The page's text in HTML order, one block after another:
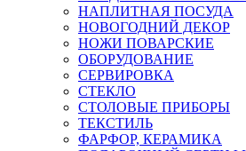
НАПЛИТНАЯ ПОСУДА
НОВОГОДНИЙ ДЕКОР
НОЖИ ПОВАРСКИЕ
ОБОРУДОВАНИЕ
СЕРВИРОВКА
СТЕКЛО
СТОЛОВЫЕ ПРИБОРЫ
ТЕКСТИЛЬ
ФАРФОР, КЕРАМИКА